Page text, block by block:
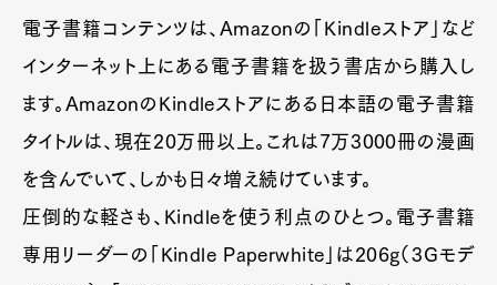
電子書籍コンテンツは、Amazonの「Kindleストア」など
インターネット上にある電子書籍を扱う書店から購入し
ます。AmazonのKindleストアにある日本語の電子書籍
タイトルは、現在20万冊以上。これは7万3000冊の漫画
を含んでいて、しかも日々増え続けています。
圧倒的な軽さも、Kindleを使う利点のひとつ。電子書籍
専用リーダーの「Kindle Paperwhite」は206g（3Gモデ